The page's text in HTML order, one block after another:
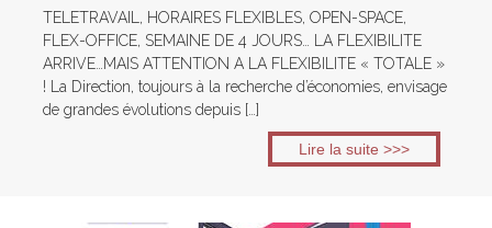
TELETRAVAIL, HORAIRES FLEXIBLES, OPEN-SPACE,
FLEX-OFFICE, SEMAINE DE 4 JOURS… LA FLEXIBILITE
ARRIVE…MAIS ATTENTION A LA FLEXIBILITE « TOTALE »
! La Direction, toujours à la recherche d’économies, envisage
de grandes évolutions depuis […]
Lire la suite >>>